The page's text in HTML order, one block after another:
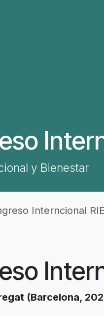
y Bienestar
Interncional
(Barcelona,